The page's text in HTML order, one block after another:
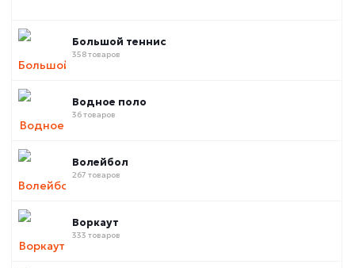
Большой теннис
358 товаров
Водное поло
36 товаров
Волейбол
267 товаров
Воркаут
333 товаров